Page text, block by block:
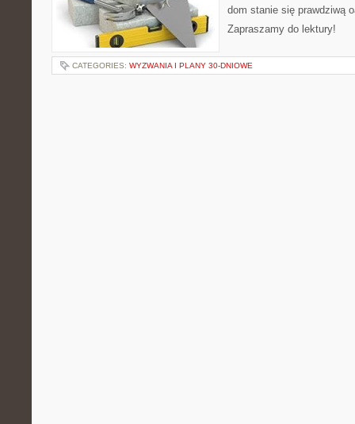
dom stanie się prawdziwą
Zapraszamy do lektury!
CATEGORIES: WYZWANIA I PLANY 30-DNIOWE